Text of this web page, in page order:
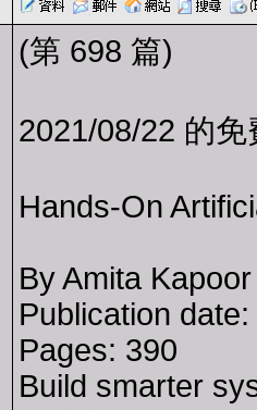
(第 698 篇)
2021/08/22 的
Hands-On
By Amita Kapoor
Publication
Pages: 390
Build smarter